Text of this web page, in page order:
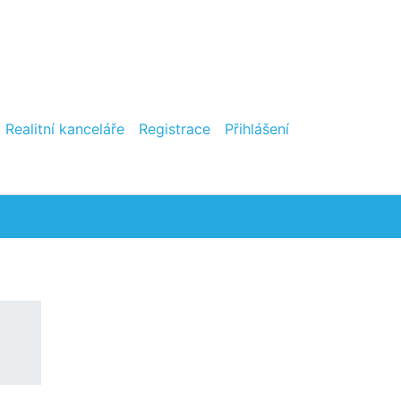
Realitní kanceláře Registrace Přihlášení